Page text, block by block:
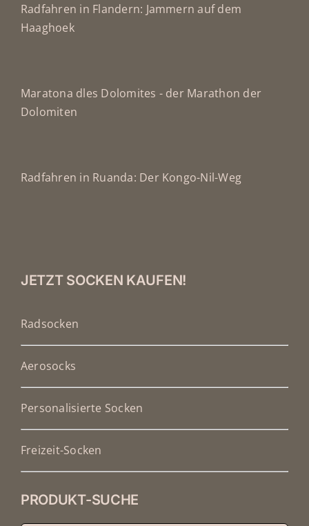
Radfahren in Flandern: Jammern auf dem
Haaghoek
Maratona dles Dolomites - der Marathon der
Dolomiten
Radfahren in Ruanda: Der Kongo-Nil-Weg
JETZT SOCKEN KAUFEN!
Radsocken
Aerosocks
Personalisierte Socken
Freizeit-Socken
PRODUKT-SUCHE